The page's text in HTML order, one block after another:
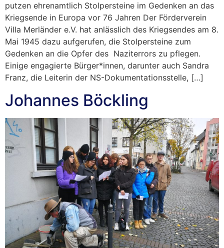
putzen ehrenamtlich Stolpersteine im Gedenken an das
Kriegsende in Europa vor 76 Jahren Der Förderverein
Villa Merländer e.V. hat anlässlich des Kriegsendes am 8.
Mai 1945 dazu aufgerufen, die Stolpersteine zum
Gedenken an die Opfer des Naziterrors zu pflegen.
Einige engagierte Bürger*innen, darunter auch Sandra
Franz, die Leiterin der NS-Dokumentationsstelle, […]
Johannes Böckling